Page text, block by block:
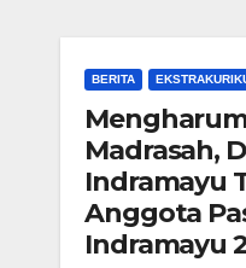
BERITA
Madrasah,
Indramayu
Anggota
Indramayu